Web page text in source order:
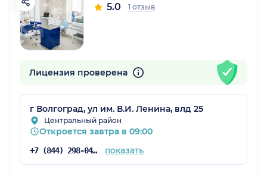
5.0 1 отзыв
Лицензия проверена
г Волгоград, ул им. В.И. Ленина, влд 25
Центральный район
Откроется завтра в 09:00
+7 (844) 298-04-40 показать